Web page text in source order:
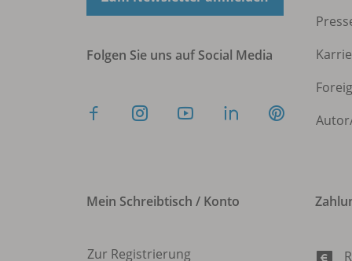
Folgen Sie uns auf Social Media
Mein Schreibtisch / Konto
Zur Registrierung